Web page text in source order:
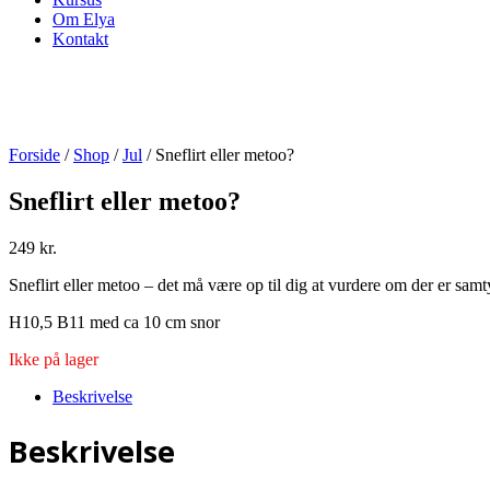
Om Elya
Kontakt
Forside / Shop /Jul / Sneflirt eller metoo?
Sneflirt eller metoo?
249 kr.
Sneflirt eller metoo – det må være op til dig at vurdere om der er
H10,5 B11 med ca 10 cm snor
Ikke på lager
Beskrivelse
Beskrivelse